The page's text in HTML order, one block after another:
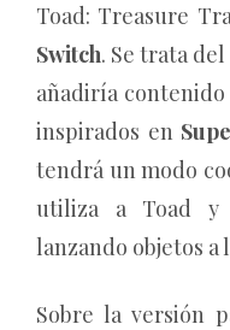
Toad: Treasure
Switch. Se trata
añadiría
inspirados en
tendrá un modo
utiliza a Toad
lanzando objetos a
Sobre la versión